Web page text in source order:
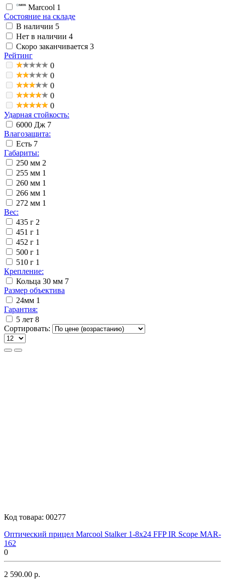
Marcool 1
Состояние на складе
В наличии 5
Нет в наличии 4
Скоро заканчивается 3
Рейтинг
0
0
0
0
0
Ударная стойкость:
6000 Дж 7
Влагозащита:
Есть 7
Габариты:
250 мм 2
255 мм 1
260 мм 1
266 мм 1
272 мм 1
Вес:
435 г 2
451 г 1
452 г 1
500 г 1
510 г 1
Крепление:
Кольца 30 мм 7
Размер объектива
24мм 1
Гарантия:
5 лет 8
Сортировать:
Код товара: 00277
Оптический прицел Marcool Stalker 1-8x24 FFP IR Scope MAR-
162
0
2 590.00 р.